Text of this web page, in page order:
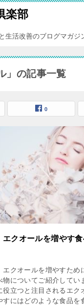
楽部
生活改善のブログマガジ
」の記事一覧
0
エクオールを増やす
エクオールを増やすため
物についてご紹介してい
立つと注目されるエク
すにはどのような食品を